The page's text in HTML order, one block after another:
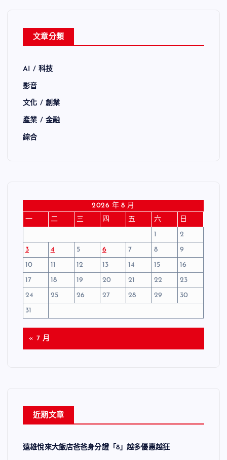
文章分類
AI / 科技
影音
文化 / 創業
產業 / 金融
綜合
2026 年 8 月
一
二 三 四 五 六
日
1
2
3
4 5 6 7 8
9
10
11 12 13 14 15
16
17
18 19 20 21 22
23
24
25 26 27 28 29
30
31
« 7 月
近期文章
遠雄悅來大飯店爸爸身分證「8」越多優惠越狂